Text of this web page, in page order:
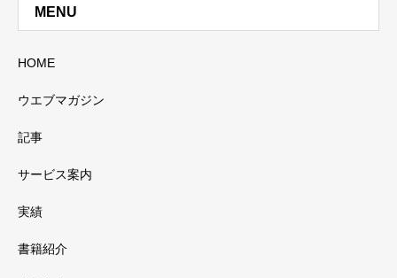
MENU
HOME
ウエブマガジン
記事
サービス案内
実績
書籍紹介